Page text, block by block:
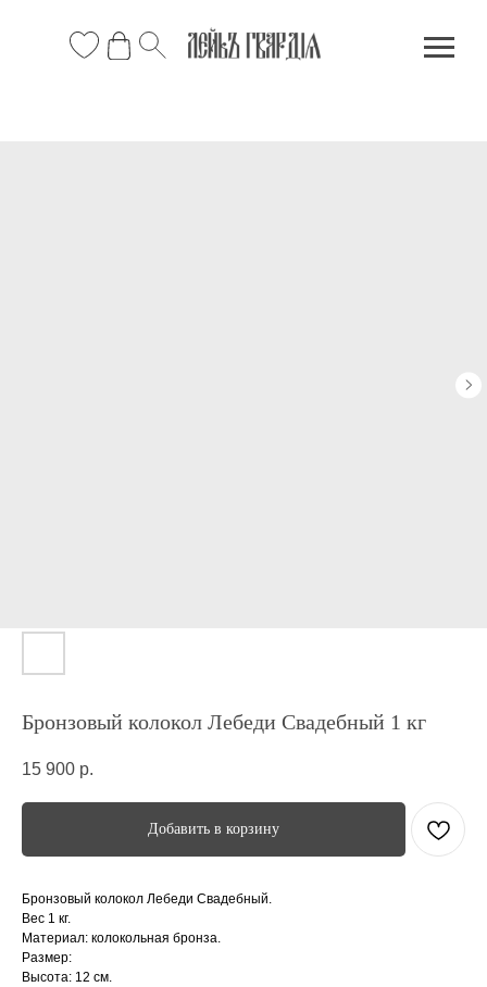
Бронзовый колокол Лебеди Свадебный 1 кг
15 900 р.
Добавить в корзину
Бронзовый колокол Лебеди Свадебный.
Вес 1 кг.
Материал: колокольная бронза.
Размер:
Высота: 12 см.